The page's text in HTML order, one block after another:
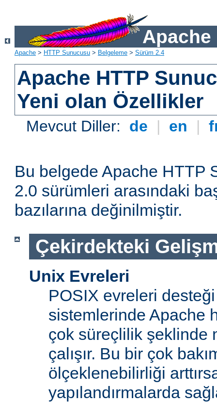
Apache
Apache > HTTP Sunucusu > Belgeleme > Sürüm 2.4
Apache HTTP
Yeni olan Özellikler
Mevcut Diller: de | en |
Bu belgede Apache HTTP
2.0 sürümleri arasındaki
bazılarına değinilmiştir.
Çekirdekteki
Unix Evreleri
POSIX evreleri
sistemlerinde Apache
çok süreçlilik şeklinde
çalışır. Bu bir çok
ölçeklenebilirliği
yapılandırmalarda